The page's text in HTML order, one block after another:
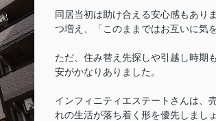
同居当初は助け合える安心感もあり
つ増え、「このままではお互いに気
ただ、住み替え先探しや引越し時期
安がかなりありました。
インフィニティエステートさんは、
れの生活が落ち着く形を優先しまし